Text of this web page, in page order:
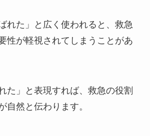
れた」と広く使われると、救急
性が軽視されてしまうことがあ
た」と表現すれば、救急の役割
自然と伝わります。